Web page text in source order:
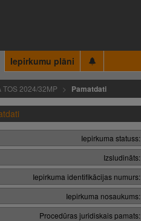
Iepirkumu plāni
TOS 2024/32MP Pamatdati
Iepirkuma statuss:
Izsludināts:
Iepirkuma identifikācijas numurs:
Iepirkuma nosaukums:
Procedūras juridiskais pamats: